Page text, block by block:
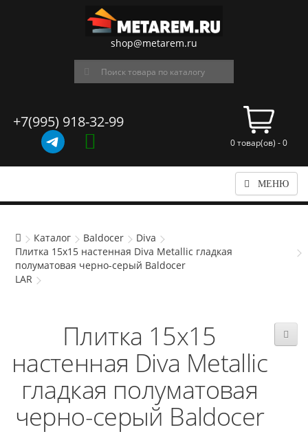
shop@metarem.ru
+7(995) 918-32-99
0 товар(ов) - 0
МЕНЮ
Каталог Baldocer
Diva
Плитка 15x15 настенная Diva Metallic гладкая
полуматовая черно-серый Baldocer
LAR
Плитка 15x15
настенная Diva Metallic
гладкая полуматовая
черно-серый Baldocer